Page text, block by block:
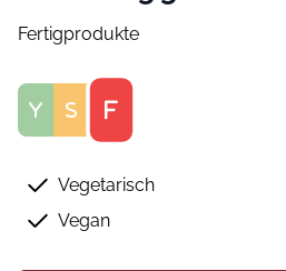
Fertigprodukte
Score
Vegetarisch
Vegan